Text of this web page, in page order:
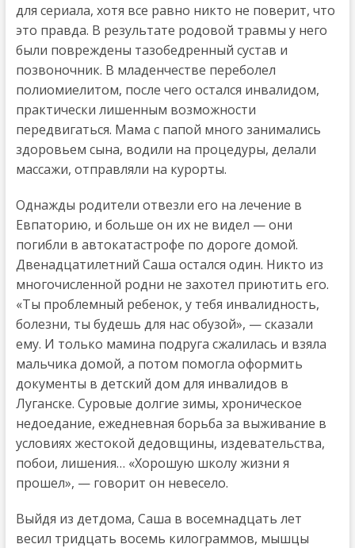
для сериала, хотя все равно никто не поверит, что
это правда. В результате родовой травмы у него
были повреждены тазобедренный сустав и
позвоночник. В младенчестве переболел
полиомиелитом, после чего остался инвалидом,
практически лишенным возможности
передвигаться. Мама с папой много занимались
здоровьем сына, водили на процедуры, делали
массажи, отправляли на курорты.
Однажды родители отвезли его на лечение в
Евпаторию, и больше он их не видел — они
погибли в автокатастрофе по дороге домой.
Двенадцатилетний Саша остался один. Никто из
многочисленной родни не захотел приютить его.
«Ты проблемный ребенок, у тебя инвалидность,
болезни, ты будешь для нас обузой», — сказали
ему. И только мамина подруга сжалилась и взяла
мальчика домой, а потом помогла оформить
документы в детский дом для инвалидов в
Луганске. Суровые долгие зимы, хроническое
недоедание, ежедневная борьба за выживание в
условиях жестокой дедовщины, издевательства,
побои, лишения… «Хорошую школу жизни я
прошел», — говорит он невесело.
Выйдя из детдома, Саша в восемнадцать лет
весил тридцать восемь килограммов, мышцы